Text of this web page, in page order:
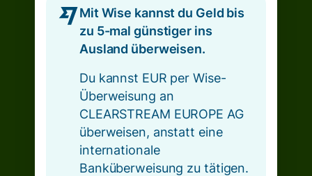
Mit Wise kannst du Geld bis
zu 5-mal günstiger ins
Ausland überweisen.
Du kannst EUR per Wise-
Überweisung an
CLEARSTREAM EUROPE AG
überweisen, anstatt eine
internationale
Banküberweisung zu tätigen.